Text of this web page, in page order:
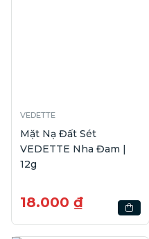
VEDETTE
Mặt Nạ Đất Sét
VEDETTE Nha Đam |
12g
18.000 ₫